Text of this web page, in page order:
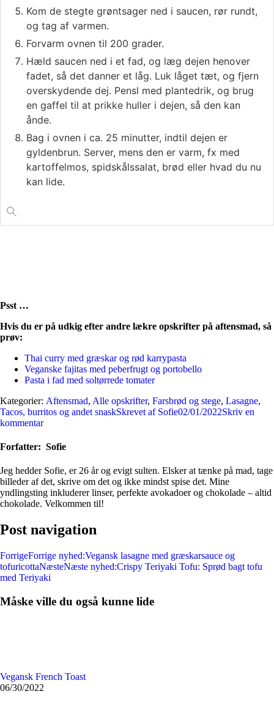
Kom de stegte grøntsager ned i saucen, rør rundt,
og tag af varmen.
Forvarm ovnen til 200 grader.
Hæld saucen ned i et fad, og læg dejen henover
fadet, så det danner et låg. Luk låget tæt, og fjern
overskydende dej. Pensl med plantedrik, og brug
en gaffel til at prikke huller i dejen, så den kan
ånde.
Bag i ovnen i ca. 25 minutter, indtil dejen er
gyldenbrun. Server, mens den er varm, fx med
kartoffelmos, spidskålssalat, brød eller hvad du nu
kan lide.
Psst …
Hvis du er på udkig efter andre lækre opskrifter på aftensmad, så
prøv:
Thai curry med græskar og rød karrypasta
Veganske fajitas med peberfrugt og portobello
Pasta i fad med soltørrede tomater
Kategorier: Aftensmad, Alle opskrifter, Farsbrød og stege, Lasagne,
Tacos, burritos og andet snaskSkrevet af Sofie02/01/2022Skriv en
kommentar
Forfatter: Sofie
Jeg hedder Sofie, er 26 år og evigt sulten. Elsker at tænke på mad, tage
billeder af det, skrive om det og ikke mindst spise det. Mine
yndlingsting inkluderer linser, perfekte avokadoer og chokolade – altid
chokolade. Velkommen til!
Post navigation
ForrigeForrige nyhed:Vegansk lasagne med græskarsauce og
tofuricottaNæsteNæste nyhed:Crispy Teriyaki Tofu: Sprød bagt tofu
med Teriyaki
Måske ville du også kunne lide
Vegansk French Toast
06/30/2022